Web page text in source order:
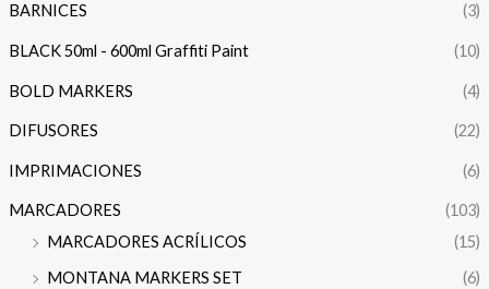
BARNICES (3)
BLACK 50ml - 600ml Graffiti Paint (10)
BOLD MARKERS (4)
DIFUSORES (22)
IMPRIMACIONES (6)
MARCADORES
(103)
MARCADORES ACRÍLICOS
(15)
MONTANA MARKERS SET
(6)